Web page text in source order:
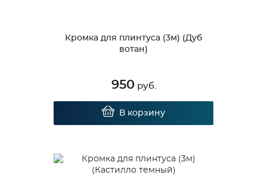
Кромка для плинтуса (3м) (Дуб
вотан)
950руб.
В корзину